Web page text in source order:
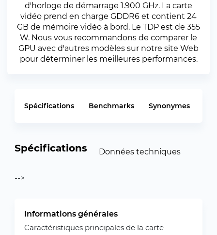
d'horloge de démarrage 1.900 GHz. La carte
vidéo prend en charge GDDR6 et contient 24
GB de mémoire vidéo à bord. Le TDP est de 355
W. Nous vous recommandons de comparer le
GPU avec d'autres modèles sur notre site Web
pour déterminer les meilleures performances.
Spécifications Benchmarks Synonymes
Spécifications Données techniques
-->
Informations générales
Caractéristiques principales de la carte